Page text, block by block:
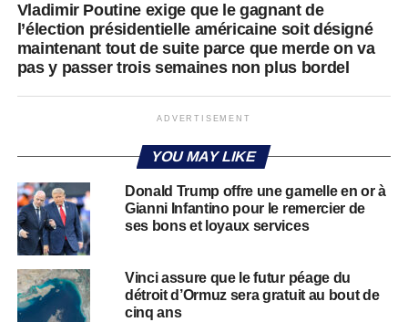
Vladimir Poutine exige que le gagnant de
l’élection présidentielle américaine soit désigné
maintenant tout de suite parce que merde on va
pas y passer trois semaines non plus bordel
ADVERTISEMENT
YOU MAY LIKE
Donald Trump offre une gamelle en or à
Gianni Infantino pour le remercier de
ses bons et loyaux services
Vinci assure que le futur péage du
détroit d’Ormuz sera gratuit au bout de
cinq ans